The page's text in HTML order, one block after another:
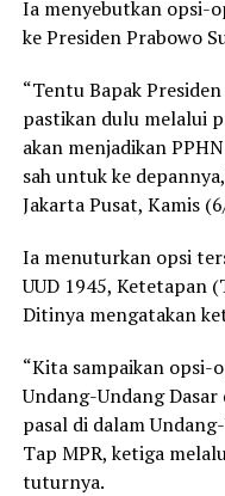
Ia menyebutkan opsi-
ke Presiden Prabowo
“Tentu Bapak
pastikan dulu melalui
akan menjadikan
sah untuk ke
Jakarta Pusat, Kamis
Ia menuturkan opsi
UUD 1945, Ketetapan
Ditinya mengatakan
“Kita sampaikan opsi-
Undang-Undang
pasal di dalam
Tap MPR, ketiga
tuturnya.